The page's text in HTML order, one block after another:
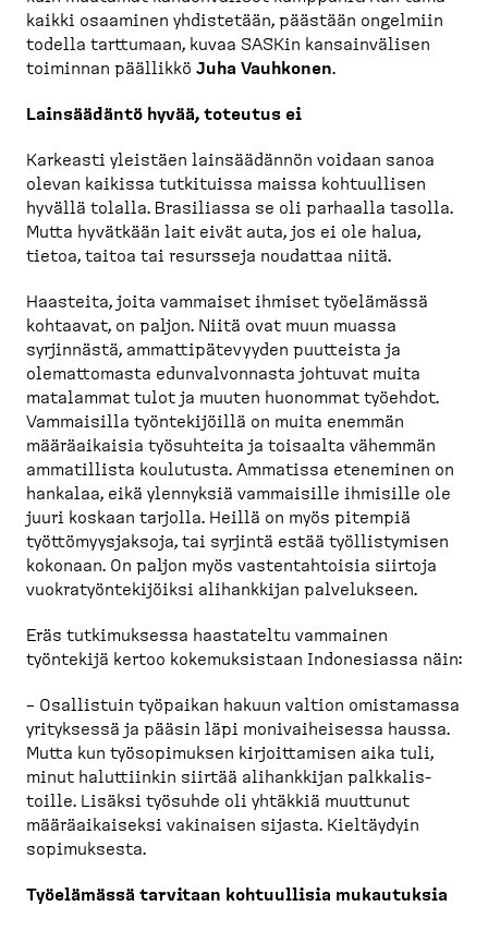
kaikki osaaminen yhdistetään, päästään ongelmiin
todella tarttumaan, kuvaa SASKin kansain­välisen
toiminnan päällikkö Juha Vauhkonen.
Lainsäädäntö hyvää, toteutus ei
Karkeasti yleistäen lainsää­dännön voidaan sanoa
olevan kaikissa tutkituissa maissa kohtuullisen
hyvällä tolalla. Brasiliassa se oli parhaalla tasolla.
Mutta hyvätkään lait eivät auta, jos ei ole halua,
tietoa, taitoa tai resursseja noudattaa niitä.
Haasteita, joita vammaiset ihmiset työelämässä
kohtaavat, on paljon. Niitä ovat muun muassa
syrjinnästä, ammatti­pä­te­vyyden puutteista ja
olemat­tomasta edunval­vonnasta johtuvat muita
matalammat tulot ja muuten huonommat työehdot.
Vammaisilla työnte­ki­jöillä on muita enemmän
määräai­kaisia työsuhteita ja toisaalta vähemmän
ammatillista koulutusta. Ammatissa eteneminen on
hankalaa, eikä ylennyksiä vammaisille ihmisille ole
juuri koskaan tarjolla. Heillä on myös pitempiä
työttö­myys­jaksoja, tai syrjintä estää työllis­tymisen
kokonaan. On paljon myös vasten­tah­toisia siirtoja
vuokra­työn­te­ki­jöiksi alihankkijan palvelukseen.
Eräs tutkimuksessa haastateltu vammainen
työntekijä kertoo kokemuk­sistaan Indone­siassa näin:
– Osallistuin työpaikan hakuun valtion omistamassa
yrityksessä ja pääsin läpi monivai­heisessa haussa.
Mutta kun työsopi­muksen kirjoit­tamisen aika tuli,
minut haluttiinkin siirtää alihankkijan palkka­lis­
toille. Lisäksi työsuhde oli yhtäkkiä muuttunut
määräai­kaiseksi vakinaisen sijasta. Kieltäydyin
sopimuksesta.
Työelämässä tarvitaan kohtuullisia mukautuksia